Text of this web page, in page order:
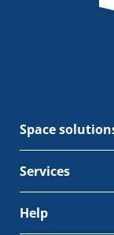
Space
Services
Help